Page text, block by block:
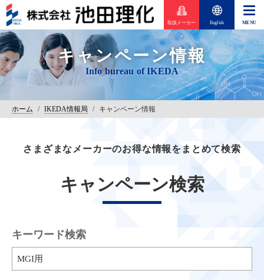
取扱メーカー English
キャンペーン情報
ホーム / IKEDA情報局 / キャンペーン情報
さまざまなメーカーのお得な情報をまとめて検索
キャンペーン検索
キーワード検索